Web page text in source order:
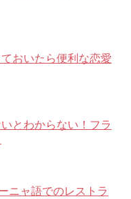
ておいたら便利な恋愛
とわからない！フラ
ニャ語でのレストラ